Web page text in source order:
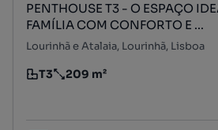
PENTHOUSE T3 - O ESPAÇO
FAMÍLIA COM CONFORTO E ...
Lourinhã e Atalaia, Lourinhã, Lisboa
Tipologia
T3
Preço por metro quadrado
209 m²